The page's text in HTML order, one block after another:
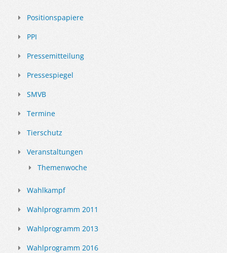
Positionspapiere
PPI
Pressemitteilung
Pressespiegel
SMVB
Termine
Tierschutz
Veranstaltungen
Themenwoche
Wahlkampf
Wahlprogramm 2011
Wahlprogramm 2013
Wahlprogramm 2016